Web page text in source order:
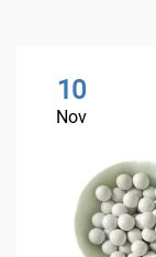
10
Nov